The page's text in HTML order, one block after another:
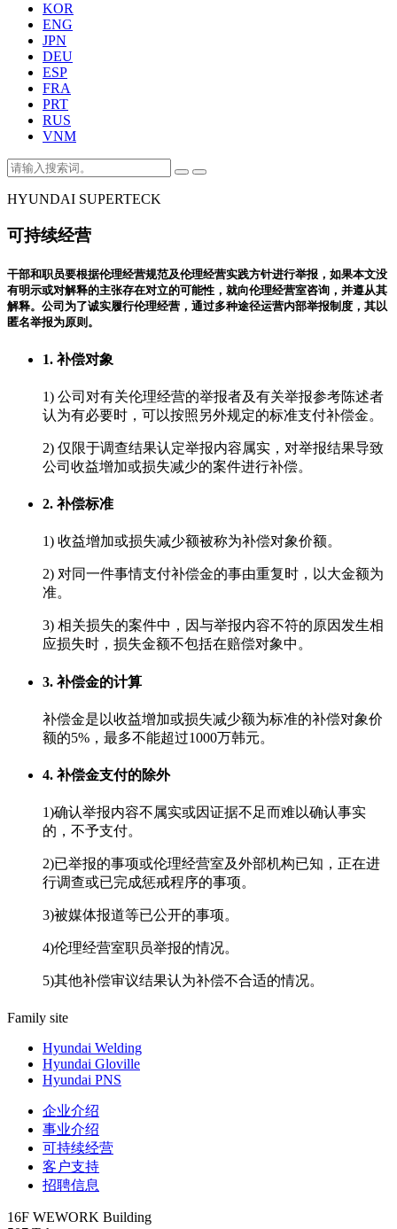
KOR
ENG
JPN
DEU
ESP
FRA
PRT
RUS
VNM
HYUNDAI SUPERTECK
可持续经营
干部和职员要根据伦理经营规范及伦理经营实践方针进行举报，如果本文没
有明示或对解释的主张存在对立的可能性，就向伦理经营室咨询，并遵从其
解释。公司为了诚实履行伦理经营，通过多种途径运营内部举报制度，其以
匿名举报为原则。
1. 补偿对象
1) 公司对有关伦理经营的举报者及有关举报参考陈述者
认为有必要时，可以按照另外规定的标准支付补偿金。
2) 仅限于调查结果认定举报内容属实，对举报结果导致
公司收益增加或损失减少的案件进行补偿。
2. 补偿标准
1) 收益增加或损失减少额被称为补偿对象价额。
2) 对同一件事情支付补偿金的事由重复时，以大金额为
准。
3) 相关损失的案件中，因与举报内容不符的原因发生相
应损失时，损失金额不包括在赔偿对象中。
3. 补偿金的计算
补偿金是以收益增加或损失减少额为标准的补偿对象价
额的5%，最多不能超过1000万韩元。
4. 补偿金支付的除外
1)确认举报内容不属实或因证据不足而难以确认事实
的，不予支付。
2)已举报的事项或伦理经营室及外部机构已知，正在进
行调查或已完成惩戒程序的事项。
3)被媒体报道等已公开的事项。
4)伦理经营室职员举报的情况。
5)其他补偿审议结果认为补偿不合适的情况。
Family site
Hyundai Welding
Hyundai Gloville
Hyundai PNS
企业介绍
事业介绍
可持续经营
客户支持
招聘信息
16F WEWORK Building